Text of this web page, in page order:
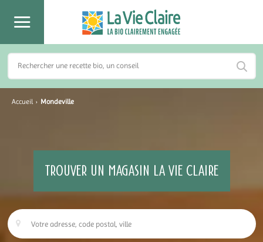
Accueil › Mondeville
TROUVER UN MAGASIN LA VIE CLAIRE